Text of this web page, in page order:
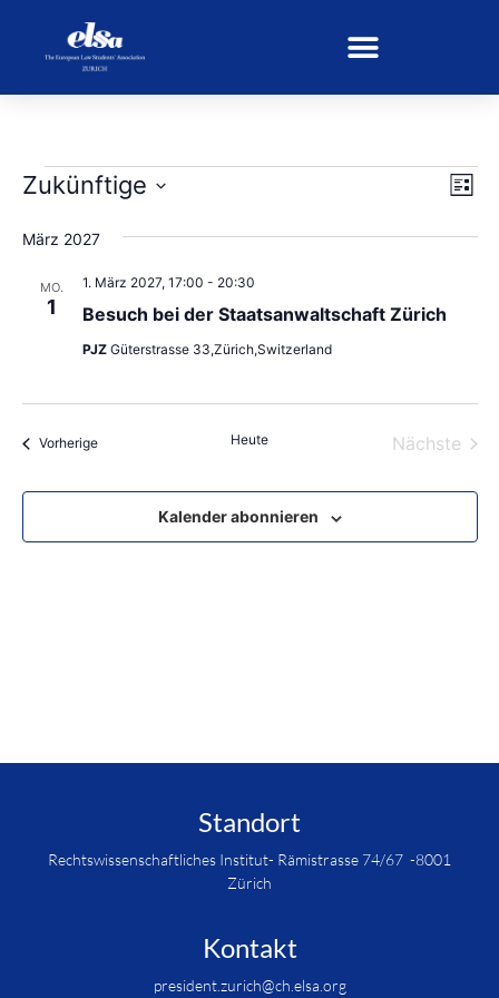
Liste
Zukünftige
Sie
das
aus.
März 2027
MO.
1 Besuch bei der Staatsanwaltschaft Zürich
1. März 2027, 17:00 - 20:30
PJZ Güterstrasse 33,Zürich,Switzerland
VorherigeVeranstaltungen Heute Nächste
Kalender abonnieren
Standort
Rechtswissenschaftliches Institut- Rämistrasse 74/67 -8001
Zürich
Kontakt
president.zurich@ch.elsa.org